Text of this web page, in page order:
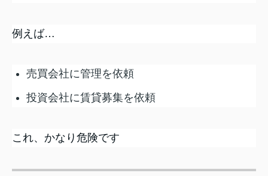
例えば…
売買会社に管理を依頼
投資会社に賃貸募集を依頼
これ、かなり危険です